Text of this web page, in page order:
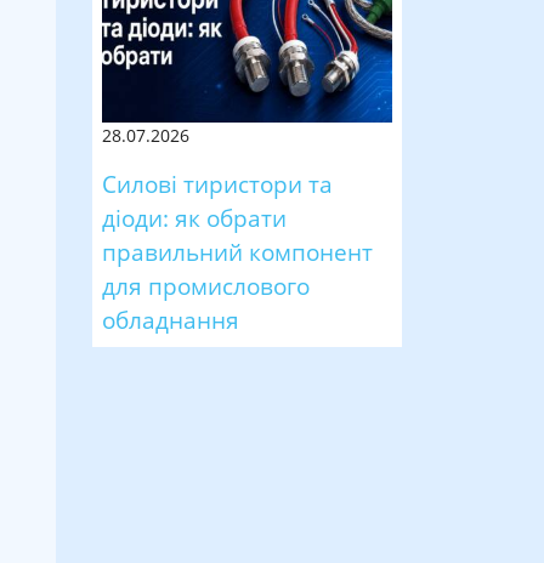
28.07.2026
Силові тиристори та
діоди: як обрати
правильний компонент
для промислового
обладнання